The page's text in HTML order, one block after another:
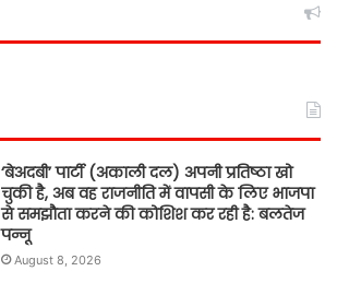
‘बेअदबी’ पार्टी (अकाली दल) अपनी प्रतिष्ठा खो
चुकी है, अब वह राजनीति में वापसी के लिए भाजपा
से समझौता करने की कोशिश कर रही है: बलतेज
पन्नू
August 8, 2026